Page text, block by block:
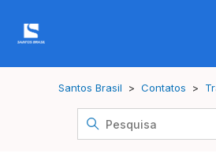
Santos Brasil Contatos